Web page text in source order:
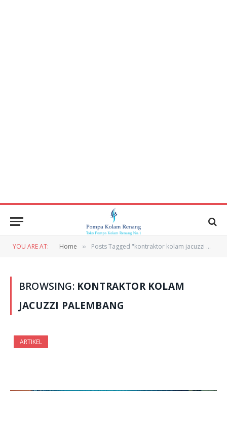
YOU ARE AT: Home » Posts Tagged "kontraktor kolam jacuzzi palembang"
BROWSING: KONTRAKTOR KOLAM
JACUZZI PALEMBANG
ARTIKEL